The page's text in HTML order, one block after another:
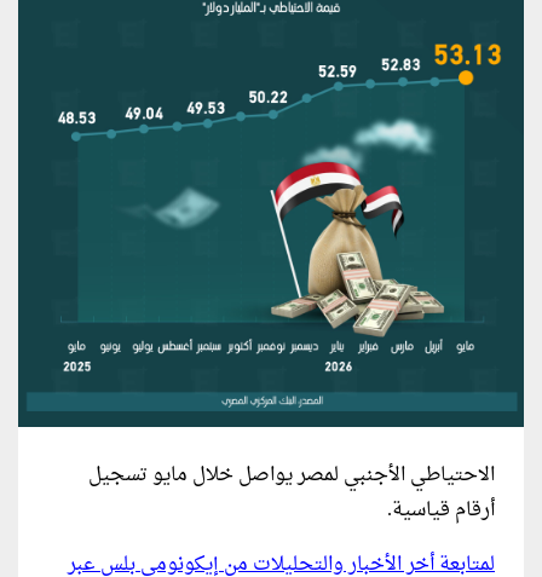
الاحتياطي الأجنبي لمصر يواصل خلال مايو تسجيل
أرقام قياسية.
لمتابعة أخر الأخبار والتحليلات من إيكونومي بلس عبر